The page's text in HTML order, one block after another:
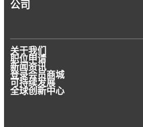
公司
关于我们
职位申请
新闻资讯
登录会员商城
可持续发展
全球创新中心